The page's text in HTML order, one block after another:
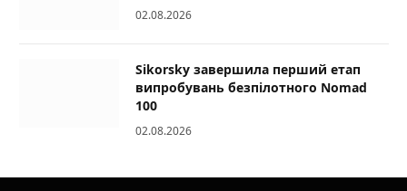
02.08.2026
Sikorsky завершила перший етап
випробувань безпілотного Nomad
100
02.08.2026